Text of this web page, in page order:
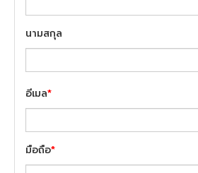
นามสกุล
อีเมล*
มือถือ*